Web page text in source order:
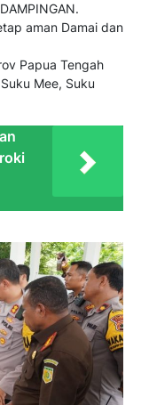
aman Damai dan
Papua Tengah
Mee, Suku